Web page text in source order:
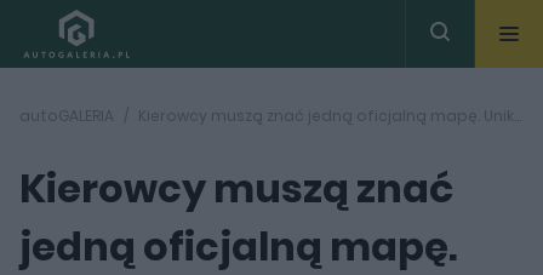
autoGALERIA Kierowcy muszą znać jedną oficjalną mapę. Unikniesz pamiątkowego zdjęcia
Kierowcy muszą znać
jedną oficjalną mapę.